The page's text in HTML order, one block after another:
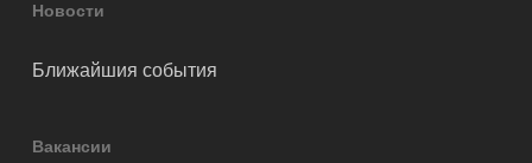
Новости
Ближайшия события
Вакансии